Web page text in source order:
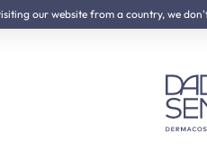
our website from a country, we